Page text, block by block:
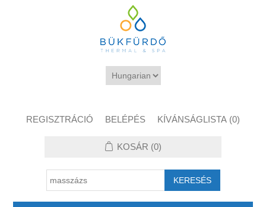
REGISZTRÁCIÓ BELÉPÉS KÍVÁNSÁGLISTA (0)
KOSÁR (0)